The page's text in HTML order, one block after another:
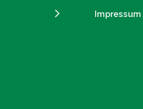
Impressum